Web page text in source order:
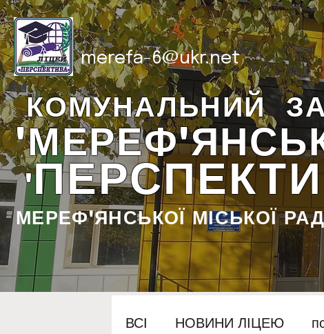
merefa-6@ukr.net
КОМУНАЛЬНИЙ
"
МЕРЕФ'ЯНСЬКОЇ МІСЬКОЇ
ВСІ НОВИНИ ЛІЦЕЮ